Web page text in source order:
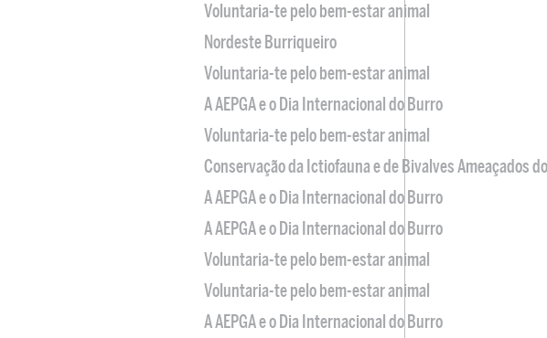
Voluntaria-te pelo bem-estar animal
Nordeste Burriqueiro
Voluntaria-te pelo bem-estar animal
A AEPGA e o Dia Internacional do Burro
Voluntaria-te pelo bem-estar animal
Conservação da Ictiofauna e de Bivalves Ameaçados
A AEPGA e o Dia Internacional do Burro
A AEPGA e o Dia Internacional do Burro
Voluntaria-te pelo bem-estar animal
Voluntaria-te pelo bem-estar animal
A AEPGA e o Dia Internacional do Burro